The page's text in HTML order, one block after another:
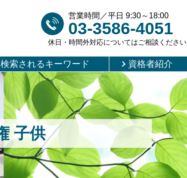
子供
営業時間／平日 9:30～18:00
03-3586-4051
休日・時間外対応についてはご相談ください
索されるキーワード 資格者紹介